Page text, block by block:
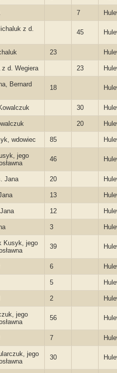
7
z d.
45
23
z d. Wegiera 23
Bernard
18
30
20
wdowiec 85
jego
46
Jana 20
13
12
3
Kusyk, jego
39
6
5
2
jego
56
7
jego
30